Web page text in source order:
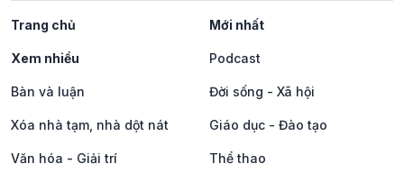
Trang chủ Mới nhất
Xem nhiều Podcast
Bàn và luận Đời sống - Xã hội
Xóa nhà tạm, nhà dột nát Giáo dục - Đào tạo
Văn hóa - Giải trí Thể thao